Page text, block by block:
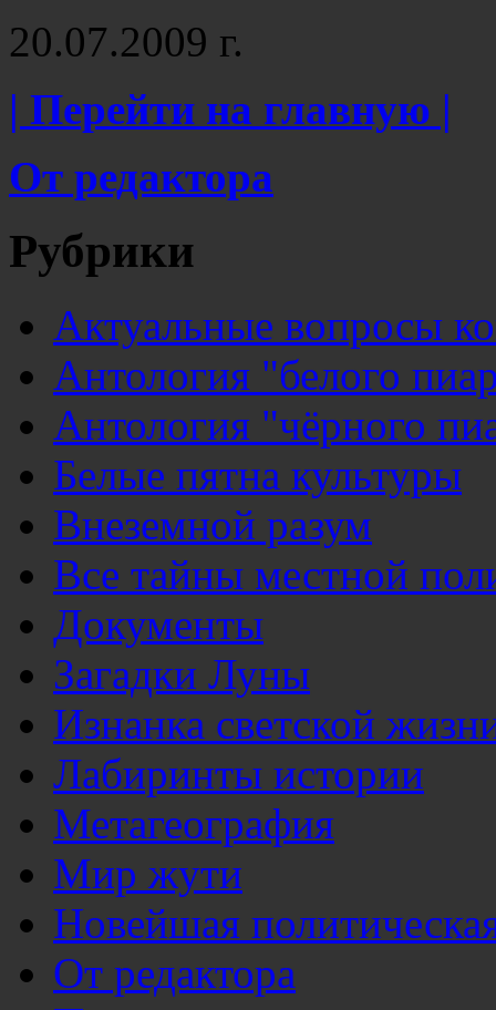
20.07.2009 г.
| Перейти на главную |
От редактора
Рубрики
Актуальные вопросы
Антология "белого
Антология "чёрного
Белые пятна культуры
Внеземной разум
Все тайны местной
Документы
Загадки Луны
Изнанка светской
Лабиринты истории
Метагеография
Мир жути
Новейшая
От редактора